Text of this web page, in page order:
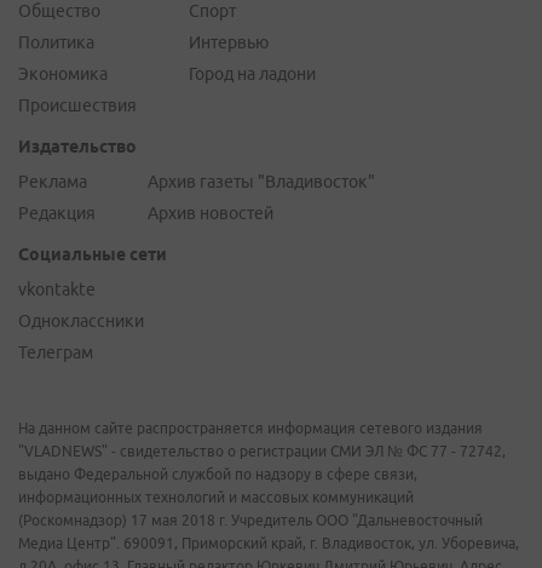
Общество
Политика
Экономика
Происшествия
Спорт
Интервью
Город на ладони
Издательство
Реклама
Редакция
Архив газеты "Владивосток"
Архив новостей
Социальные сети
vkontakte
Одноклассники
Телеграм
На данном сайте распространяется информация сетевого издания
"VLADNEWS" - свидетельство о регистрации СМИ ЭЛ № ФС 77 - 72742,
выдано Федеральной службой по надзору в сфере связи,
информационных технологий и массовых коммуникаций
(Роскомнадзор) 17 мая 2018 г. Учредитель ООО "Дальневосточный
Медиа Центр". 690091, Приморский край, г. Владивосток, ул. Уборевича,